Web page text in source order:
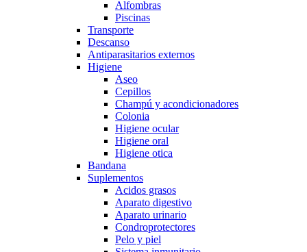
Alfombras
Piscinas
Transporte
Descanso
Antiparasitarios externos
Higiene
Aseo
Cepillos
Champú y acondicionadores
Colonia
Higiene ocular
Higiene oral
Higiene otica
Bandana
Suplementos
Acidos grasos
Aparato digestivo
Aparato urinario
Condroprotectores
Pelo y piel